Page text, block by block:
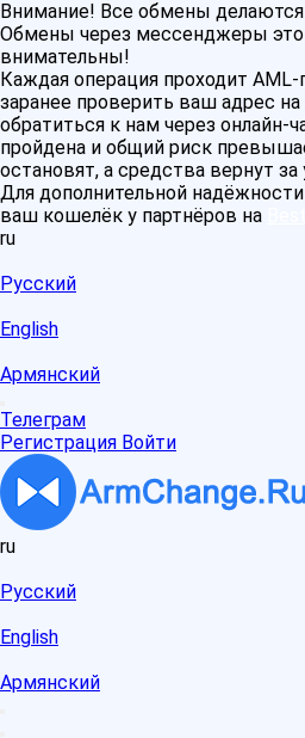
Внимание! Все обмены
Обмены через мессенджеры
внимательны!
Каждая операция проходит
заранее проверить ваш адрес
обратиться к нам через онлайн-
пройдена и общий риск
остановят, а средства вернут
Для дополнительной
ваш кошелёк у партнёров на
ru
Русский
English
Армянский
Телеграм
Регистрация Войти
ru
Русский
English
Армянский